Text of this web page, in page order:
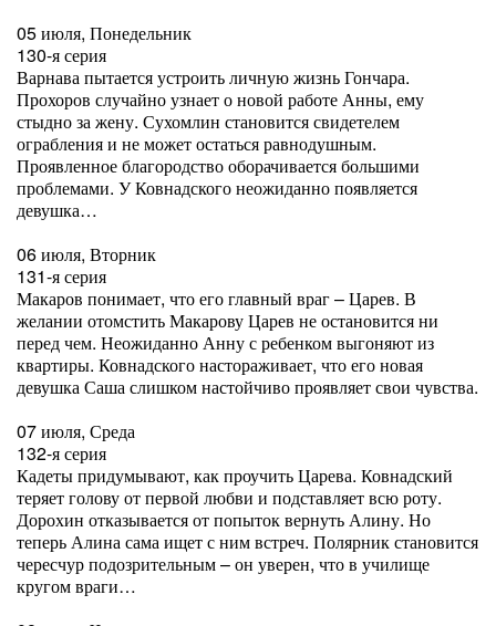
05 июля, Понедельник
130-я серия
Варнава пытается устроить личную жизнь Гончара.
Прохоров случайно узнает о новой работе Анны, ему
стыдно за жену. Сухомлин становится свидетелем
ограбления и не может остаться равнодушным.
Проявленное благородство оборачивается большими
проблемами. У Ковнадского неожиданно появляется
девушка…
06 июля, Вторник
131-я серия
Макаров понимает, что его главный враг – Царев. В
желании отомстить Макарову Царев не остановится ни
перед чем. Неожиданно Анну с ребенком выгоняют из
квартиры. Ковнадского настораживает, что его новая
девушка Саша слишком настойчиво проявляет свои чувства.
07 июля, Среда
132-я серия
Кадеты придумывают, как проучить Царева. Ковнадский
теряет голову от первой любви и подставляет всю роту.
Дорохин отказывается от попыток вернуть Алину. Но
теперь Алина сама ищет с ним встреч. Полярник становится
чересчур подозрительным – он уверен, что в училище
кругом враги…